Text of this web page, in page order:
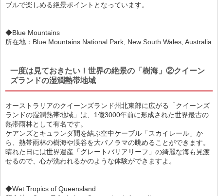
ブルで楽しめる絶景ポイントとなっています。
◆Blue Mountains
所在地：Blue Mountains National Park, New South Wales, Australia
一度は見ておきたい！世界の絶景の「樹海」②クイーン
ズランドの湿潤熱帯地域
オーストラリアのクイーンズランド州北東部に広がる「クイーンズ
ランドの湿潤熱帯地域」は、1億3000年前に形成された世界最古の
熱帯雨林として有名です。
ケアンズとキュランダ間を結ぶ空中ケーブル「スカイレール」か
ら、熱帯雨林の樹海や渓谷を大パノラマの眺めることができます。
晴れた日には世界遺産「グレートバリアリーフ」の綺麗な海も見渡
せるので、心が洗われるかのような体験ができますよ。
◆Wet Tropics of Queensland